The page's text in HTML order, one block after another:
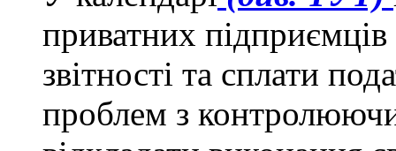
приватних
звітності та сплати
проблем з